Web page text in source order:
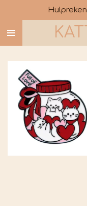
direct
naar
de
hoofdinhoud